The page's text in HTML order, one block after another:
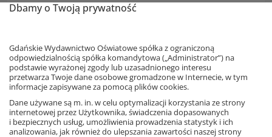
Podręcznik. Od roku szkolnego
2026/2027
Autorzy: Małgorzata Dobrowolska, Marcin
Karpiński, Piotr Zarzycki, Marta Jucewicz
– 10%
Informacja o rabatach
49,80 zł 44,82 zł
Dbamy o Twoją prywatność
Gdańskie Wydawnictwo Oświatowe spółka z ograniczoną
odpowiedzialnością spółka komandytowa („Administrator”) na
podstawie wyrażonej zgody lub uzasadnionego interesu
przetwarza Twoje dane osobowe gromadzone w Internecie, w tym
informacje zapisywane za pomocą plików cookies.
Dane używane są m. in. w celu optymalizacji korzystania ze strony
internetowej przez Użytkownika, świadczenia dopasowanych
i bezpiecznych usług, umożliwienia prowadzenia statystyk i ich
analizowania, jak również do ulepszania zawartości naszej strony